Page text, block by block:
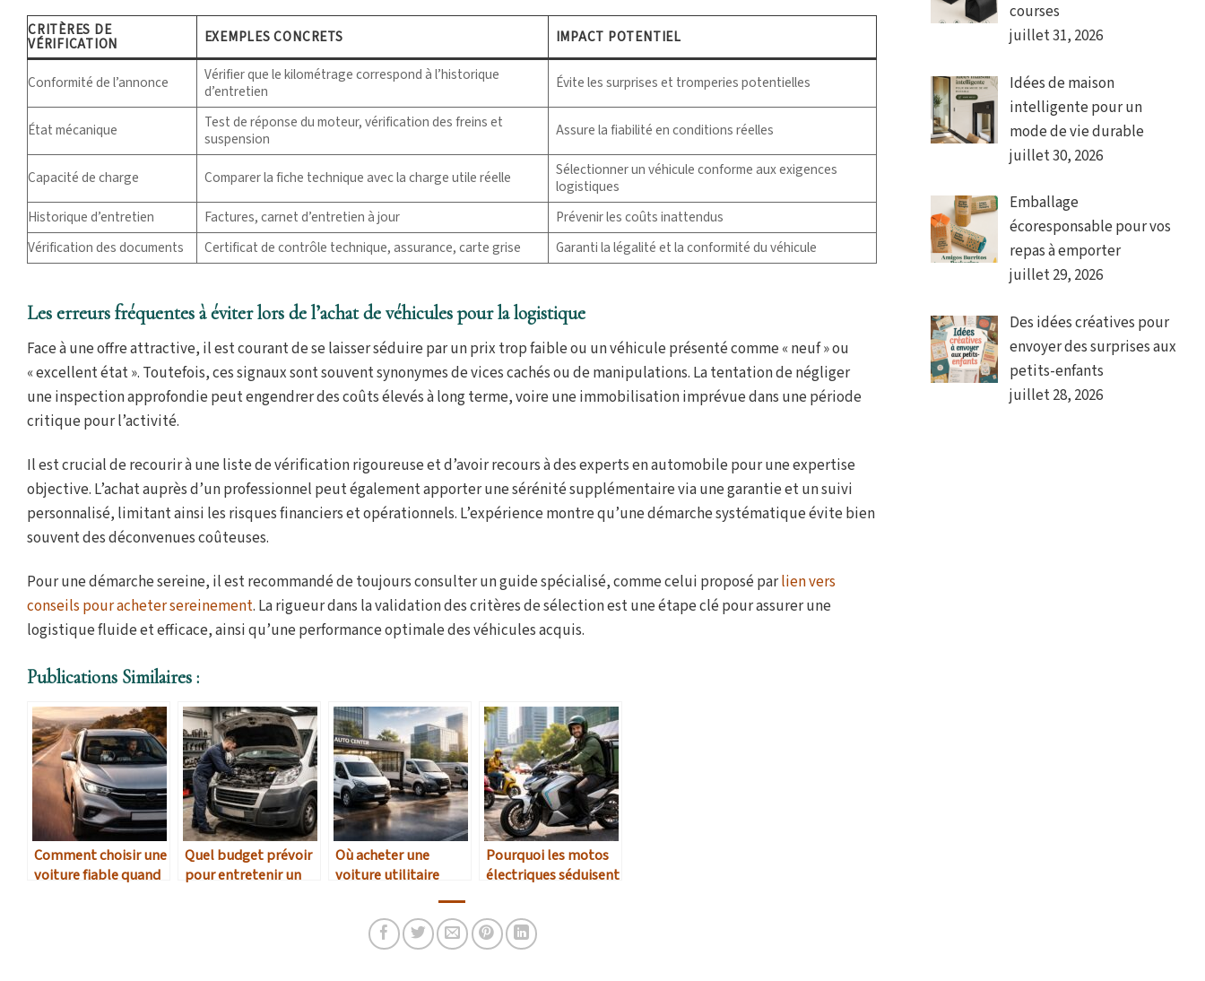
CRITÈRES DE
VÉRIFICATION EXEMPLES CONCRETS IMPACT POTENTIEL
Conformité de l’annonce
Vérifier que le kilométrage correspond à l’historique
d’entretien
Évite les surprises et tromperies potentielles
État mécanique
Test de réponse du moteur, vérification des freins et
suspension
Assure la fiabilité en conditions réelles
Capacité de charge Comparer la fiche technique avec la charge utile réelle
Sélectionner un véhicule conforme aux exigences
logistiques
Historique d’entretien
Factures, carnet d’entretien à jour
Prévenir les coûts inattendus
Vérification des documents
Certificat de contrôle technique, assurance, carte grise Garanti la légalité et la conformité du véhicule
Les erreurs fréquentes à éviter lors de l’achat de véhicules pour la logistique
Face à une offre attractive, il est courant de se laisser séduire par un prix trop faible ou un véhicule présenté comme « neuf » ou
« excellent état ». Toutefois, ces signaux sont souvent synonymes de vices cachés ou de manipulations. La tentation de négliger
une inspection approfondie peut engendrer des coûts élevés à long terme, voire une immobilisation imprévue dans une période
critique pour l’activité.
Il est crucial de recourir à une liste de vérification rigoureuse et d’avoir recours à des experts en automobile pour une expertise
objective. L’achat auprès d’un professionnel peut également apporter une sérénité supplémentaire via une garantie et un suivi
personnalisé, limitant ainsi les risques financiers et opérationnels. L’expérience montre qu’une démarche systématique évite bien
souvent des déconvenues coûteuses.
Pour une démarche sereine, il est recommandé de toujours consulter un guide spécialisé, comme celui proposé parlien vers
conseils pour acheter sereinement. La rigueur dans la validation des critères de sélection est une étape clé pour assurer une
logistique fluide et efficace, ainsi qu’une performance optimale des véhicules acquis.
Publications Similaires :
Comment choisir une
voiture fiable quand
Quel budget prévoir
pour entretenir un
Où acheter une
voiture utilitaire
fiable au meilleur
prix en 2026 ?
Pourquoi les motos
électriques séduisent
livreurs urbains ?
courses
juillet 31, 2026
Idées de maison
intelligente pour un
mode de vie durable
juillet 30, 2026
Emballage
écoresponsable pour vos
repas à emporter
juillet 29, 2026
Des idées créatives pour
envoyer des surprises aux
petits-enfants
juillet 28, 2026